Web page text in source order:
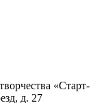
«Старт-
д. 27